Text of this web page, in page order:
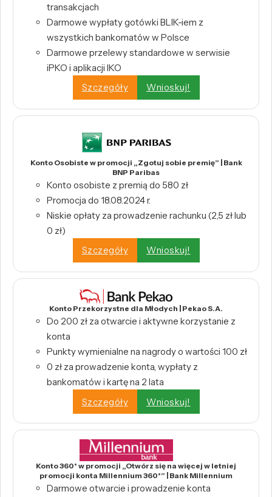
transakcjach
Darmowe wypłaty gotówki BLIK-iem z
wszystkich bankomatów w Polsce
Darmowe przelewy standardowe w serwisie
iPKO i aplikacji IKO
Szczegóły
Wnioskuj!
Konto Osobiste w promocji „Zgotuj sobie premię” | Bank
BNP Paribas
Konto osobiste z premią do 580 zł
Promocja do 18.08.2024 r.
Niskie opłaty za prowadzenie rachunku (2,5 zł lub
0 zł)
Szczegóły
Wnioskuj!
Konto Przekorzystne dla Młodych | Pekao S.A.
Do 200 zł za otwarcie i aktywne korzystanie z
konta
Punkty wymienialne na nagrody o wartości 100 zł
0 zł za prowadzenie konta, wypłaty z
bankomatów i kartę na 2 lata
Szczegóły
Wnioskuj!
Konto 360° w promocji „Otwórz się na więcej w letniej
promocji konta Millennium 360°” | Bank Millennium
Darmowe otwarcie i prowadzenie konta